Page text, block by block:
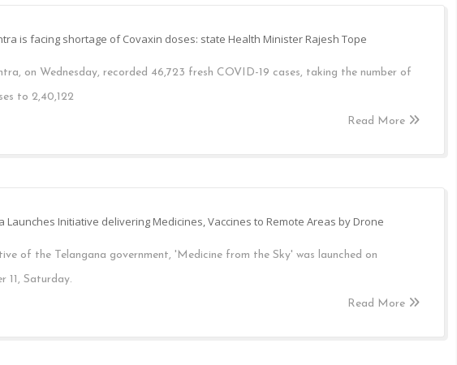
is facing shortage of Covaxin doses: state Health Minister Rajesh Tope
on Wednesday, recorded 46,723 fresh COVID-19 cases, taking the number of
to 2,40,122
Read More
Launches Initiative delivering Medicines, Vaccines to Remote Areas by Drone
of the Telangana government, 'Medicine from the Sky' was launched on
11, Saturday.
Read More